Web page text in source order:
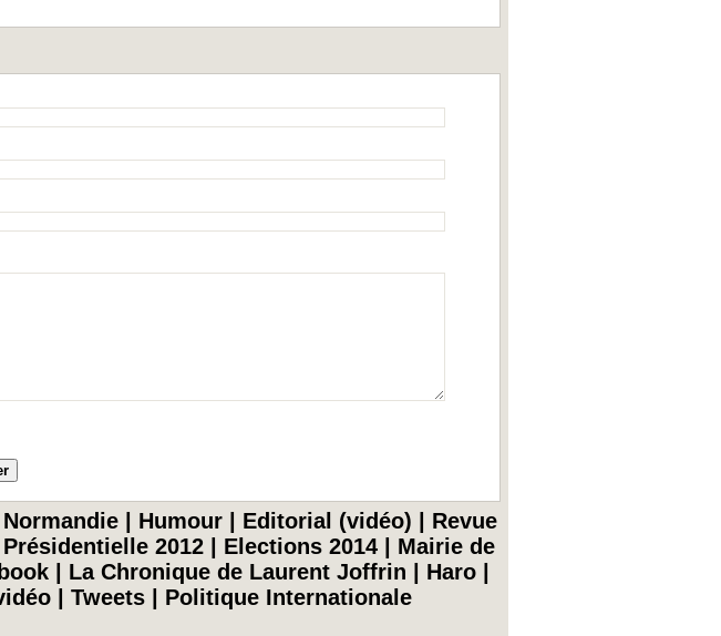
Normandie Humour Editorial (vidéo)
Revue
Présidentielle 2012 Elections 2014
Mairie de
La Chronique de Laurent Joffrin Haro
Tweets Politique Internationale